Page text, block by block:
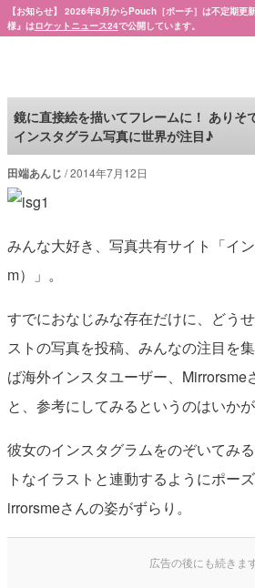
【お知らせ】 2026年8月からPouch［ポーチ］は不定期更
様』はロケットニュース24で公開しています。
鏡に直接絵を描いてフレームに！ ありそ
インスタグラム写真に世界が注目♪
田端あんじ 2014年7月12日
みんな大好き、写真共有サイト「イ
m）」。
すでにおなじみな存在だけに、どう
ストの写真を投稿、みんなの注目を
ば海外インスタユーザー、Mirrorsme
と、参考にしてみるというのはいか
彼女のインスタグラムをのぞいてみ
トなイラストと連動するようにポー
irrorsmeさんの姿がずらり。